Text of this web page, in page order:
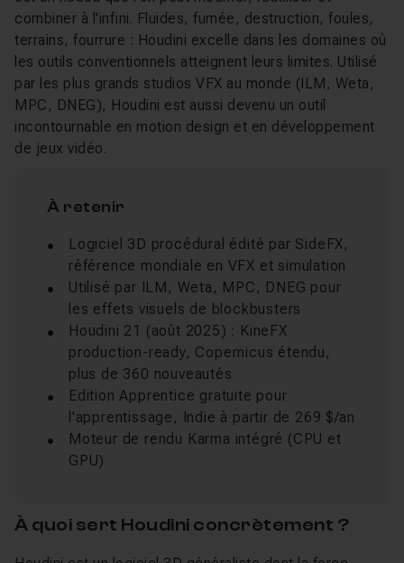
combiner à l'infini. Fluides, fumée, destruction, foules,
terrains, fourrure : Houdini excelle dans les domaines où
les outils conventionnels atteignent leurs limites. Utilisé
par les plus grands studios VFX au monde (ILM, Weta,
MPC, DNEG), Houdini est aussi devenu un outil
incontournable en motion design et en développement
de jeux vidéo.
À retenir
Logiciel 3D procédural édité par SideFX,
référence mondiale en VFX et simulation
Utilisé par ILM, Weta, MPC, DNEG pour
les effets visuels de blockbusters
Houdini 21 (août 2025) : KineFX
production-ready, Copernicus étendu,
plus de 360 nouveautés
Edition Apprentice gratuite pour
l'apprentissage, Indie à partir de 269 $/an
Moteur de rendu Karma intégré (CPU et
GPU)
À quoi sert Houdini concrètement ?